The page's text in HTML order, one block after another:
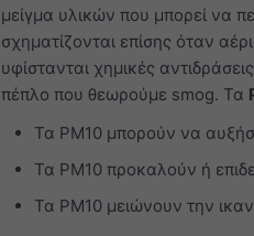
μείγμα υλικών που μπορεί να
σχηματίζονται επίσης όταν
υφίστανται χημικές
πέπλο που θεωρούμε smog. Τα
Τα PM10 μπορούν να
Τα PM10 προκαλούν ή
Τα PM10 μειώνουν την